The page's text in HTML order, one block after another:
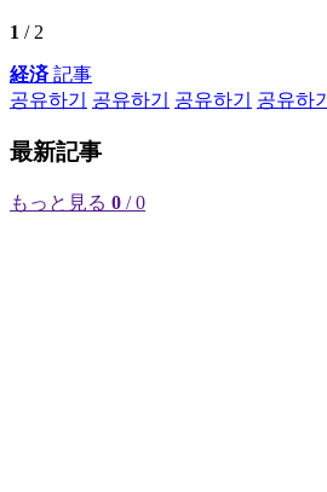
1 / 2
経済記事
공유하기
공유하기 공유하기 공유하기
最新記事
もっと見る 0 / 0